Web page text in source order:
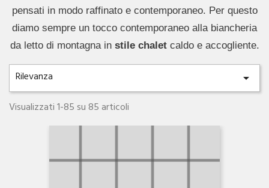
pensati in modo raffinato e contemporaneo. Per questo
diamo sempre un tocco contemporaneo alla biancheria
da letto di montagna in stile chaletcaldo e accogliente.
Rilevanza 
Visualizzati 1-85 su 85 articoli
Anteprima